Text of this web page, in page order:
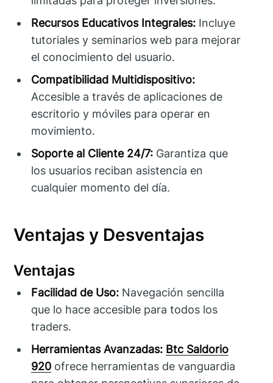
Recursos Educativos Integrales: Incluye
tutoriales y seminarios web para mejorar
el conocimiento del usuario.
Compatibilidad Multidispositivo:
Accesible a través de aplicaciones de
escritorio y móviles para operar en
movimiento.
Soporte al Cliente 24/7: Garantiza que
los usuarios reciban asistencia en
cualquier momento del día.
Ventajas y Desventajas
Ventajas
Facilidad de Uso: Navegación sencilla
que lo hace accesible para todos los
traders.
Herramientas Avanzadas: Btc Saldorio
920 ofrece herramientas de vanguardia